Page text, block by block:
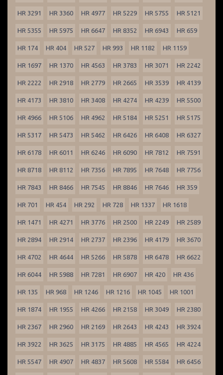
HR 3291 HR 3360 HR 4977 HR 5229 HR 5755 HR 5121
HR 5355 HR 5975 HR 6647 HR 8352 HR 6943 HR 659
HR 174 HR 404 HR 527 HR 993 HR 1182 HR 1159
HR 1697 HR 1370 HR 4563 HR 3783 HR 3071 HR 2242
HR 2222 HR 2918 HR 2779 HR 2665 HR 3539 HR 4139
HR 4173 HR 3810 HR 3408 HR 4274 HR 4239 HR 5500
HR 4966 HR 5106 HR 4962 HR 5184 HR 5251 HR 5175
HR 5317 HR 5473 HR 5462 HR 6426 HR 6408 HR 6327
HR 6178 HR 6011 HR 6246 HR 6090 HR 7812 HR 7591
HR 8718 HR 8112 HR 7356 HR 7895 HR 7648 HR 7756
HR 7843 HR 8466 HR 7545 HR 8846 HR 7646 HR 359
HR 701 HR 454 HR 292 HR 728 HR 1337 HR 1618
HR 1471 HR 4271 HR 3776 HR 2500 HR 2249 HR 2589
HR 2894 HR 2914 HR 2737 HR 2396 HR 4179 HR 3670
HR 4702 HR 4644 HR 5266 HR 5878 HR 6478 HR 6622
HR 6044 HR 5988 HR 7281 HR 6907 HR 420 HR 436
HR 135 HR 968 HR 1246 HR 1216 HR 1045 HR 1001
HR 1874 HR 1955 HR 4266 HR 2158 HR 3049 HR 2380
HR 2367 HR 2960 HR 2169 HR 2643 HR 4243 HR 3924
HR 3922 HR 3625 HR 3175 HR 4885 HR 4565 HR 4224
HR 5547 HR 4907 HR 4837 HR 5608 HR 5584 HR 6456